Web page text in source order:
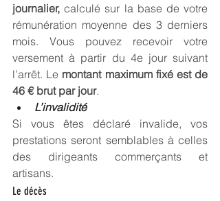
journalier, calculé sur la base de votre
rémunération moyenne des 3 derniers
mois. Vous pouvez recevoir votre
versement à partir du 4e jour suivant
l’arrêt. Le montant maximum fixé est de
46 € brut par jour.
L’invalidité
Si vous êtes déclaré invalide, vos
prestations seront semblables à celles
des dirigeants commerçants et
artisans.
Le décès